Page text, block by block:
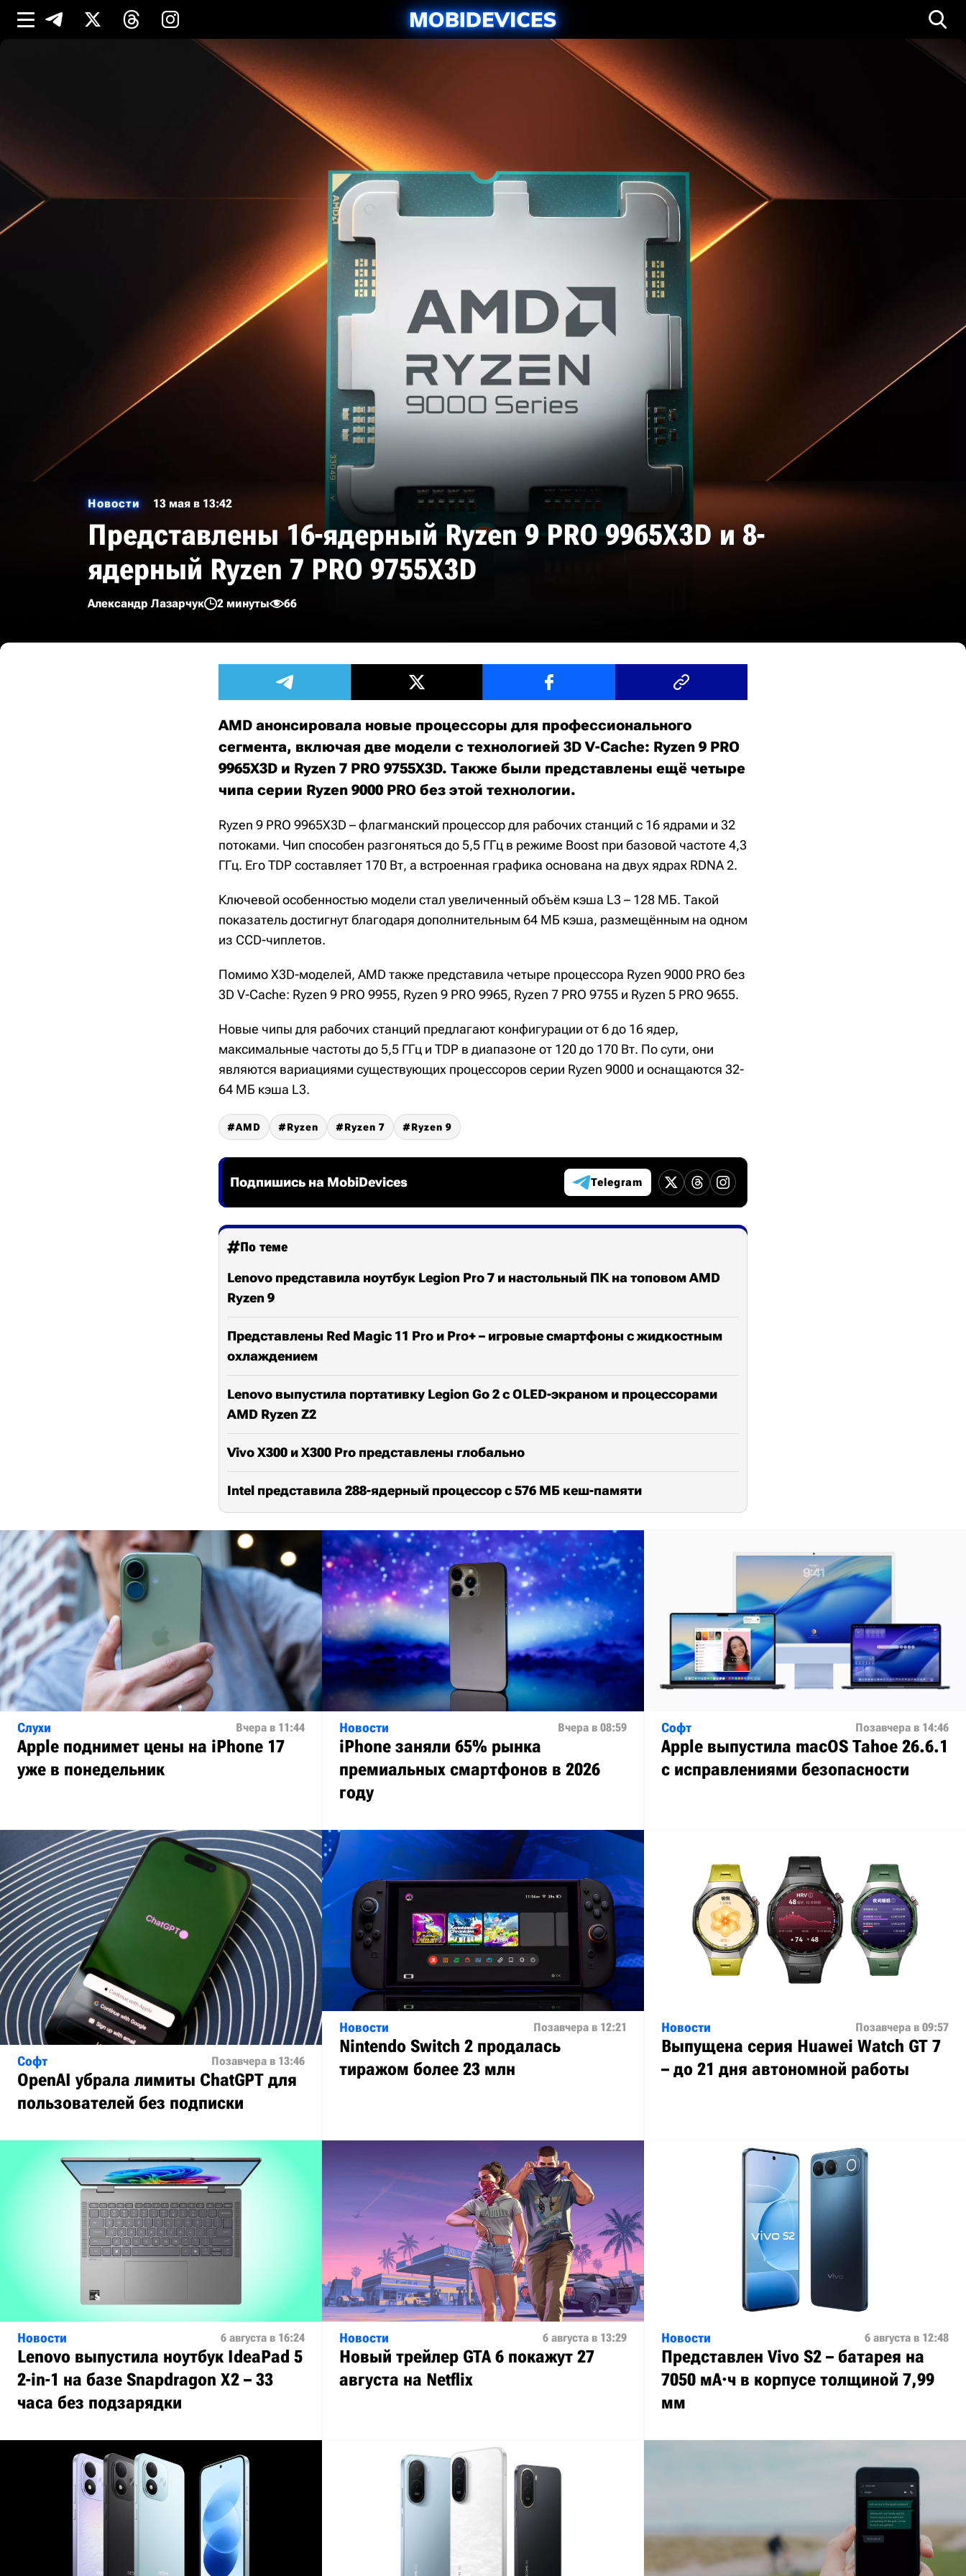
Новости 13 мая в 13:42
Представлены 16-ядерный Ryzen 9 PRO 9965X3D и 8-
ядерный Ryzen 7 PRO 9755X3D
Александр Лазарчук 2 минуты 66
AMD анонсировала новые процессоры для профессионального
сегмента, включая две модели с технологией 3D V-Cache: Ryzen 9 PRO
9965X3D и Ryzen 7 PRO 9755X3D. Также были представлены ещё четыре
чипа серии Ryzen 9000 PRO без этой технологии.
Ryzen 9 PRO 9965X3D – флагманский процессор для рабочих станций с 16 ядрами и 32
потоками. Чип способен разгоняться до 5,5 ГГц в режиме Boost при базовой частоте 4,3
ГГц. Его TDP составляет 170 Вт, а встроенная графика основана на двух ядрах RDNA 2.
Ключевой особенностью модели стал увеличенный объём кэша L3 – 128 МБ. Такой
показатель достигнут благодаря дополнительным 64 МБ кэша, размещённым на одном
из CCD-чиплетов.
Помимо X3D-моделей, AMD также представила четыре процессора Ryzen 9000 PRO без
3D V-Cache: Ryzen 9 PRO 9955, Ryzen 9 PRO 9965, Ryzen 7 PRO 9755 и Ryzen 5 PRO 9655.
Новые чипы для рабочих станций предлагают конфигурации от 6 до 16 ядер,
максимальные частоты до 5,5 ГГц и TDP в диапазоне от 120 до 170 Вт. По сути, они
являются вариациями существующих процессоров серии Ryzen 9000 и оснащаются 32-
64 МБ кэша L3.
AMD Ryzen Ryzen 7 Ryzen 9
Подпишись на MobiDevices Telegram
По теме
Lenovo представила ноутбук Legion Pro 7 и настольный ПК на топовом AMD
Ryzen 9
Представлены Red Magic 11 Pro и Pro+ – игровые смартфоны с жидкостным
охлаждением
Lenovo выпустила портативку Legion Go 2 с OLED-экраном и процессорами
AMD Ryzen Z2
Vivo X300 и X300 Pro представлены глобально
Intel представила 288-ядерный процессор с 576 МБ кеш-памяти
Слухи Вчера в 11:44
Apple поднимет цены на iPhone 17
уже в понедельник
Новости Вчера в 08:59
iPhone заняли 65% рынка
премиальных смартфонов в 2026
году
Софт Позавчера в 14:46
Apple выпустила macOS Tahoe 26.6.1
с исправлениями безопасности
Софт Позавчера в 13:46
OpenAI убрала лимиты ChatGPT для
пользователей без подписки
Новости Позавчера в 12:21
Nintendo Switch 2 продалась
тиражом более 23 млн
Новости Позавчера в 09:57
Выпущена серия Huawei Watch GT 7
– до 21 дня автономной работы
Новости 6 августа в 16:24
Lenovo выпустила ноутбук IdeaPad 5
2-in-1 на базе Snapdragon X2 – 33
часа без подзарядки
Новости 6 августа в 13:29
Новый трейлер GTA 6 покажут 27
августа на Netflix
Новости 6 августа в 12:48
Представлен Vivo S2 – батарея на
7050 мА·ч в корпусе толщиной 7,99
мм